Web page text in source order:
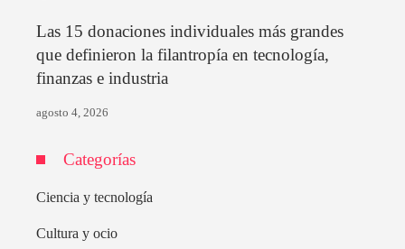
Las 15 donaciones individuales más grandes
que definieron la filantropía en tecnología,
finanzas e industria
agosto 4, 2026
Categorías
Ciencia y tecnología
Cultura y ocio